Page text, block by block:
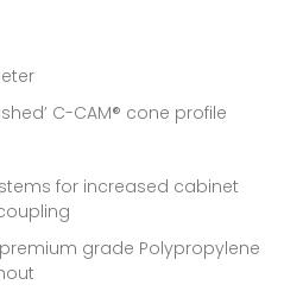
C-CAM® cone profile
for increased cabinet
grade Polypropylene